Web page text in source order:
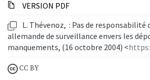
VERSION PDF
L. Thévenoz, : Pas de
allemande de surveillance envers les
manquements, (16 octobre 2004) <
CC BY